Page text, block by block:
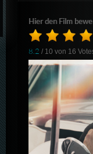
Hier den Film
8.2 / 10 von 16